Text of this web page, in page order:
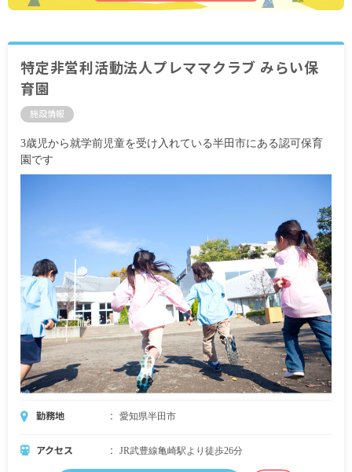
特定非営利活動法人プレママクラブ みらい保
育園
施設情報
3歳児から就学前児童を受け入れている半田市にある認可保育
園です
勤務地 愛知県半田市
アクセス JR武豊線亀崎駅より徒歩26分